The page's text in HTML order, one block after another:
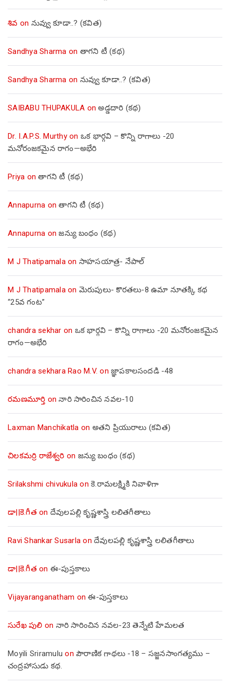
శివ on నువ్వు కూడా..? (కవిత)
Sandhya Sharma on తాగని టీ (కథ)
Sandhya Sharma on నువ్వు కూడా..? (కవిత)
SAIBABU THUPAKULA onఅడ్డదారి (కథ)
Dr. I.A.P.S. Murthyon ఒక భార్గవి – కొన్ని రాగాలు -20
మనోరంజకమైన రాగం—అభేరి
Priya onతాగని టీ (కథ)
Annapurna onతాగని టీ (కథ)
Annapurna onజన్యు బంధం (కథ)
M J Thatipamalaon సాహసయాత్ర- నేపాల్‌
M J Thatipamalaon మెరుపులు- కొరతలు-8 ఉమా నూతక్కి కథ
“25వ గంట”
chandra sekhar on ఒక భార్గవి – కొన్ని రాగాలు -20 మనోరంజకమైన
రాగం—అభేరి
chandra sekhara Rao M.V. on జ్ఞాపకాలసందడి -48
రమణమూర్తి onనారి సారించిన నవల-10
Laxman Manchikatla on అతని ప్రియురాలు (కవిత)
చిలకమర్రి రాజేశ్వరి on జన్యు బంధం (కథ)
Srilakshmi chivukula on కె.రామలక్ష్మికి నివాళిగా
డా||కె.గీత on దేవులపల్లి కృష్ణశాస్త్రి లలితగీతాలు
Ravi Shankar Susarla on దేవులపల్లి కృష్ణశాస్త్రి లలితగీతాలు
డా||కె.గీత on ఈ-పుస్తకాలు
Vijayaranganatham onఈ-పుస్తకాలు
సురేఖ పులి on నారి సారించిన నవల-23 తెన్నేటి హేమలత
Moyili Sriramulu on పౌరాణిక గాథలు -18 – సజ్జనసాంగత్యము –
చంద్రహాసుడు కథ.